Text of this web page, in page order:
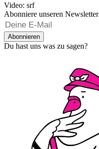
Video: srf
Abonniere unseren Newsletter
Abonnieren
Du hast uns was zu sagen?